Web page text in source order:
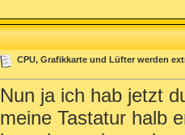
CPU, Grafikkarte und Lüfter werden
Nun ja ich hab jetzt
meine Tastatur halb